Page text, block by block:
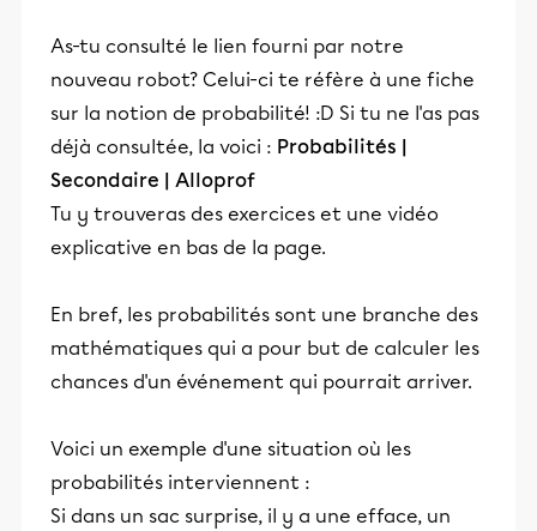
As-tu consulté le lien fourni par notre
nouveau robot? Celui-ci te réfère à une fiche
sur la notion de probabilité! :D Si tu ne l'as pas
déjà consultée, la voici : Probabilités |
Secondaire | Alloprof
Tu y trouveras des exercices et une vidéo
explicative en bas de la page.
En bref, les probabilités sont une branche des
mathématiques qui a pour but de calculer les
chances d'un événement qui pourrait arriver.
Voici un exemple d'une situation où les
probabilités interviennent :
Si dans un sac surprise, il y a une efface, un